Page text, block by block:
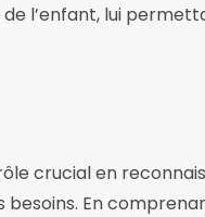
l’enfant, lui
crucial en
besoins. En